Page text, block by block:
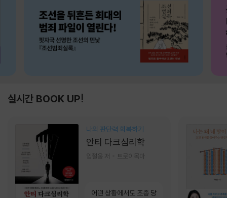
실시간 BOOK UP!
나의 판단력 회복하기
안티 다크심리학
임철웅 저 트로이목마
어떤 상황에서도 조종 당